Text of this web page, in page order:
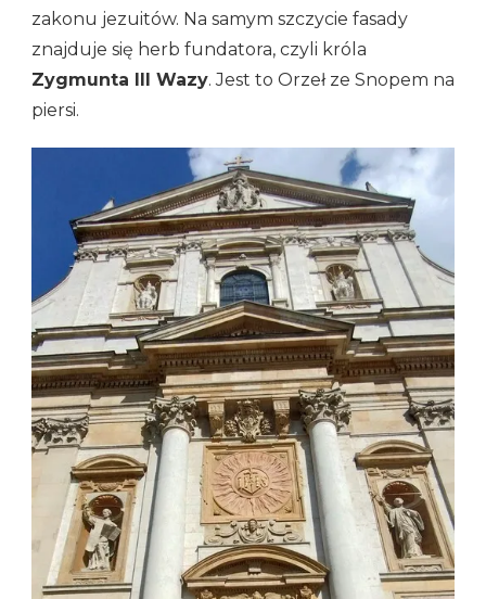
zakonu jezuitów. Na samym szczycie fasady
znajduje się herb fundatora, czyli króla
Zygmunta III Wazy. Jest to Orzeł ze Snopem na
piersi.